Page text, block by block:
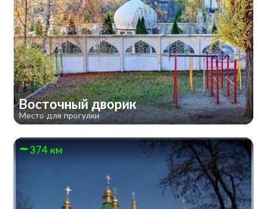
Восточный дворик
Место для прогулки
374 км